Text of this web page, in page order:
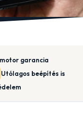
garancia
Utólagos beépítés is